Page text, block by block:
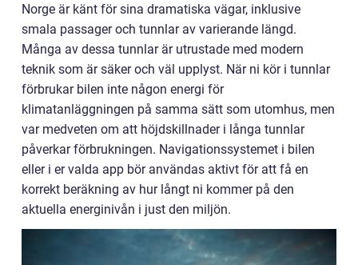
Norge är känt för sina dramatiska vägar, inklusive
smala passager och tunnlar av varierande längd.
Många av dessa tunnlar är utrustade med modern
teknik som är säker och väl upplyst. När ni kör i tunnlar
förbrukar bilen inte någon energi för
klimatanläggningen på samma sätt som utomhus, men
var medveten om att höjdskillnader i långa tunnlar
påverkar förbrukningen. Navigationssystemet i bilen
eller i er valda app bör användas aktivt för att få en
korrekt beräkning av hur långt ni kommer på den
aktuella energinivån i just den miljön.